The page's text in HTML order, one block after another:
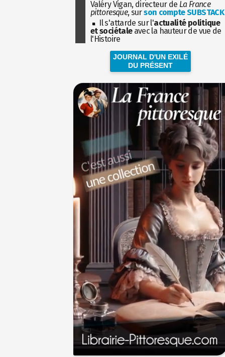
Valéry Vigan, directeur de La France
pittoresque, surson compte SUBSTACK
Il s'attarde sur l'actualité politique
et sociétaleavec la hauteur de vue de
l'Histoire
JOURNAL D'UN EXILÉ
DU PRÉSENT